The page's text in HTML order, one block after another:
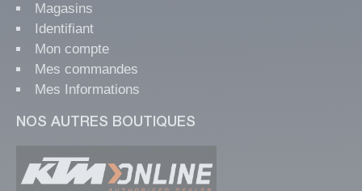
Magasins
Identifiant
Mon compte
Mes commandes
Mes Informations
NOS AUTRES BOUTIQUES